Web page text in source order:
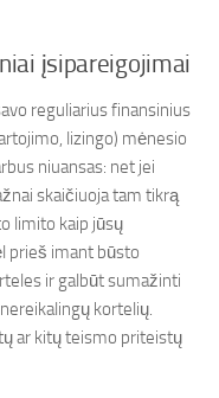
įsipareigojimai
reguliarius finansinius
lizingo) mėnesio
niuansas: net jei
skaičiuoja tam tikrą
limito kaip jūsų
prieš imant būsto
ir galbūt sumažinti
kortelių.
ar kitų teismo priteistų